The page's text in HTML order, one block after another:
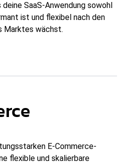
SaaS-Anwendung sowohl
ist und flexibel nach den
Marktes wächst.
E-Commerce-
flexible und skalierbare